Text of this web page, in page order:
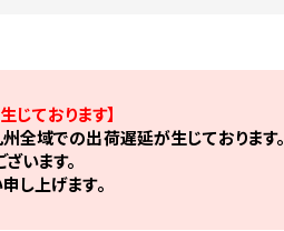
ております】
全域での出荷遅延が生じております。
います。
し上げます。